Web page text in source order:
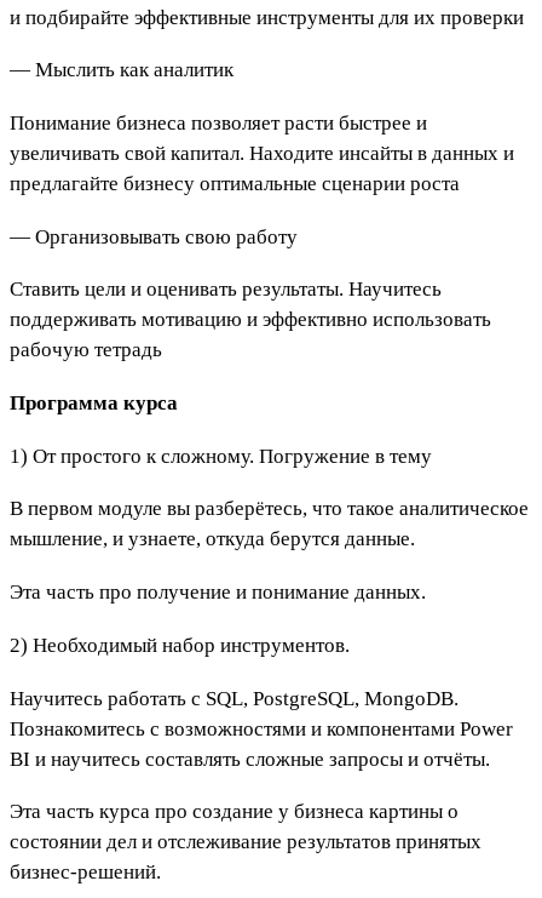
и подбирайте эффективные инструменты для их проверки
— Мыслить как аналитик
Понимание бизнеса позволяет расти быстрее и
увеличивать свой капитал. Находите инсайты в данных и
предлагайте бизнесу оптимальные сценарии роста
— Организовывать свою работу
Ставить цели и оценивать результаты. Научитесь
поддерживать мотивацию и эффективно использовать
рабочую тетрадь
Программа курса
1) От простого к сложному. Погружение в тему
В первом модуле вы разберётесь, что такое аналитическое
мышление, и узнаете, откуда берутся данные.
Эта часть про получение и понимание данных.
2) Необходимый набор инструментов.
Научитесь работать с SQL, PostgreSQL, MongoDB.
Познакомитесь с возможностями и компонентами Power
BI и научитесь составлять сложные запросы и отчёты.
Эта часть курса про создание у бизнеса картины о
состоянии дел и отслеживание результатов принятых
бизнес-решений.